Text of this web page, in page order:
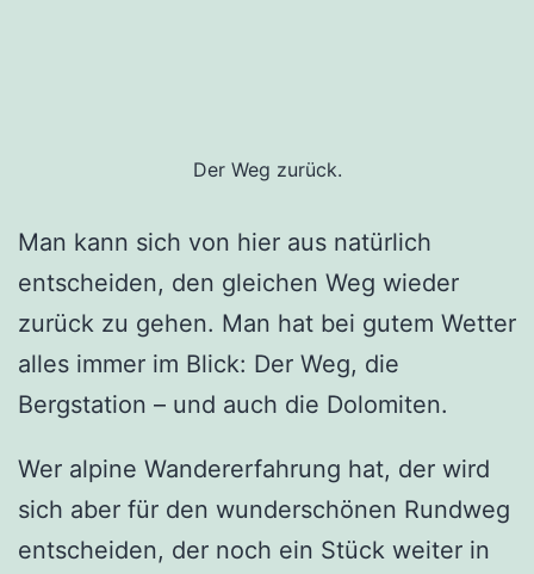
Der Weg zurück.
Man kann sich von hier aus natürlich
entscheiden, den gleichen Weg wieder
zurück zu gehen. Man hat bei gutem Wetter
alles immer im Blick: Der Weg, die
Bergstation – und auch die Dolomiten.
Wer alpine Wandererfahrung hat, der wird
sich aber für den wunderschönen Rundweg
entscheiden, der noch ein Stück weiter in